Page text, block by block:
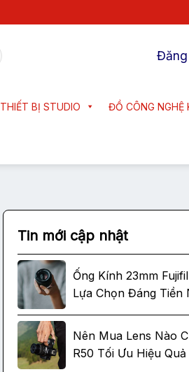
THIẾT BỊ STUDIO ĐỒ CÔNG NGHỆ
Tin mới cập nhật
Ống Kính 23mm
Lựa Chọn Đáng Tiền
Nên Mua Lens Nào
R50 Tối Ưu Hiệu